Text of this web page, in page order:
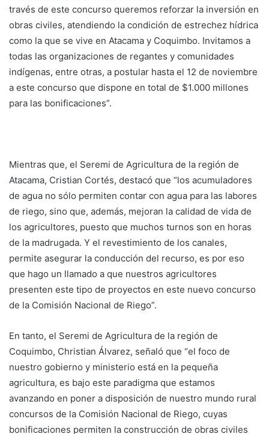
través de este concurso queremos reforzar la inversión en
obras civiles, atendiendo la condición de estrechez hídrica
como la que se vive en Atacama y Coquimbo. Invitamos a
todas las organizaciones de regantes y comunidades
indígenas, entre otras, a postular hasta el 12 de noviembre
a este concurso que dispone en total de $1.000 millones
para las bonificaciones”.
Mientras que, el Seremi de Agricultura de la región de
Atacama, Cristian Cortés, destacó que “los acumuladores
de agua no sólo permiten contar con agua para las labores
de riego, sino que, además, mejoran la calidad de vida de
los agricultores, puesto que muchos turnos son en horas
de la madrugada. Y el revestimiento de los canales,
permite asegurar la conducción del recurso, es por eso
que hago un llamado a que nuestros agricultores
presenten este tipo de proyectos en este nuevo concurso
de la Comisión Nacional de Riego”.
En tanto, el Seremi de Agricultura de la región de
Coquimbo, Christian Álvarez, señaló que “el foco de
nuestro gobierno y ministerio está en la pequeña
agricultura, es bajo este paradigma que estamos
avanzando en poner a disposición de nuestro mundo rural
concursos de la Comisión Nacional de Riego, cuyas
bonificaciones permiten la construcción de obras civiles